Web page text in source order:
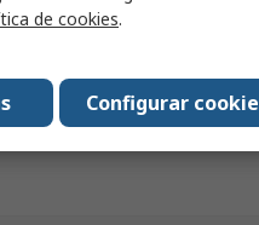
de cookies.
Configurar